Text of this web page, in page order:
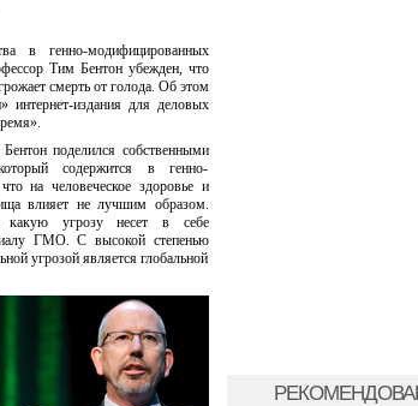
в генно-модифицированных
Тим Бентон убежден, что
смерть от голода. Об этом
интернет-издания для деловых
поделился собственными
содержится в генно-
на человеческое здоровье и
влияет не лучшим образом.
какую угрозу несет в себе
ГМО. С высокой степенью
угрозой является глобальной